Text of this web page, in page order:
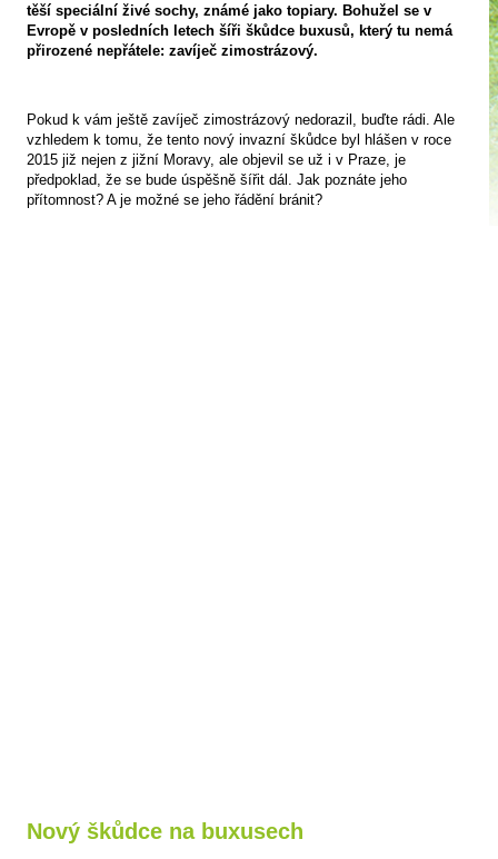
těší speciální živé sochy, známé jako topiary. Bohužel se v
Evropě v posledních letech šíři škůdce buxusů, který tu nemá
přirozené nepřátele: zavíječ zimostrázový.
Pokud k vám ještě zavíječ zimostrázový nedorazil, buďte rádi. Ale
vzhledem k tomu, že tento nový invazní škůdce byl hlášen v roce
2015 již nejen z jižní Moravy, ale objevil se už i v Praze, je
předpoklad, že se bude úspěšně šířit dál. Jak poznáte jeho
přítomnost? A je možné se jeho řádění bránit?
Nový škůdce na buxusech